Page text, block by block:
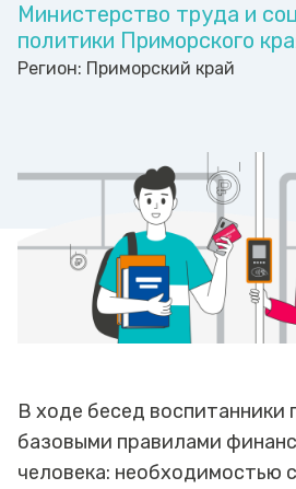
Министерство труда и
политики Приморского
Регион: Приморский край
В ходе бесед воспитанники
базовыми правилами
человека: необходимостью